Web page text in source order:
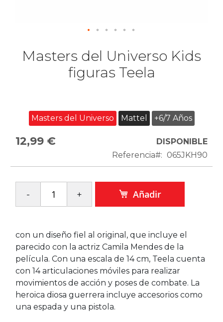
Masters del Universo Kids
figuras Teela
Masters del Universo Mattel +6/7 Años
12,99 €
DISPONIBLE
Referencia
065JKH90
Añadir
con un diseño fiel al original, que incluye el
parecido con la actriz Camila Mendes de la
película. Con una escala de 14 cm, Teela cuenta
con 14 articulaciones móviles para realizar
movimientos de acción y poses de combate. La
heroica diosa guerrera incluye accesorios como
una espada y una pistola.